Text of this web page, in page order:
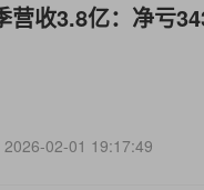
营收3.8亿：净亏
2026-02-01 19:17:49